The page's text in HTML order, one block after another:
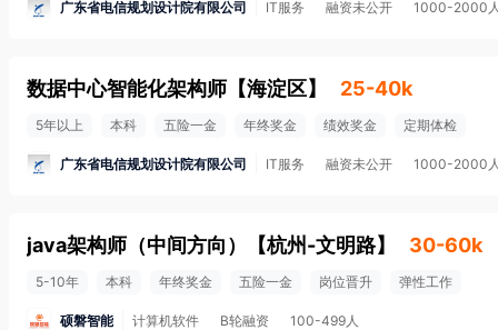
广东省电信规划设计院有限公司 IT服务 融资未公开 1000-2000
数据中心智能化架构师 【海淀区】 25-40k
5年以上 本科 五险一金 年终奖金 绩效奖金 定期体检
广东省电信规划设计院有限公司 IT服务 融资未公开 1000-2000
java架构师（中间方向） 【杭州-文明路】 30-60k
5-10年 本科 年终奖金 五险一金 岗位晋升 弹性工作
硕磐智能 计算机软件 B轮融资 100-499人